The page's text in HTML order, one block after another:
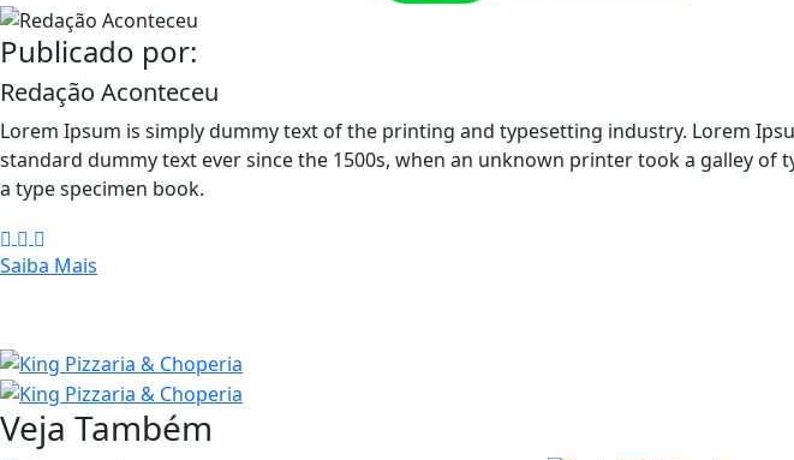
Publicado por:
Redação Aconteceu
Lorem Ipsum is simply dummy text of the printing and typesetting industry. Lorem
standard dummy text ever since the 1500s, when an unknown printer took a galley of
a type specimen book.
Saiba Mais
Veja Também